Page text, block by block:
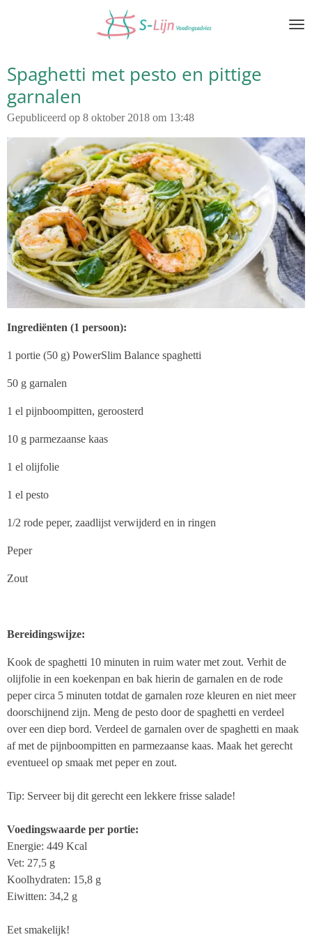
hoofdinhoud
Spaghetti met pesto en pittige
garnalen
Gepubliceerd op 8 oktober 2018 om 13:48
Ingrediënten (1 persoon):
1 portie (50 g) PowerSlim Balance spaghetti
50 g garnalen
1 el pijnboompitten, geroosterd
10 g parmezaanse kaas
1 el olijfolie
1 el pesto
1/2 rode peper, zaadlijst verwijderd en in ringen
Peper
Zout
Bereidingswijze:
Kook de spaghetti 10 minuten in ruim water met zout. Verhit de
olijfolie in een koekenpan en bak hierin de garnalen en de rode
peper circa 5 minuten totdat de garnalen roze kleuren en niet meer
doorschijnend zijn. Meng de pesto door de spaghetti en verdeel
over een diep bord. Verdeel de garnalen over de spaghetti en maak
af met de pijnboompitten en parmezaanse kaas. Maak het gerecht
eventueel op smaak met peper en zout.
Tip: Serveer bij dit gerecht een lekkere frisse salade!
Voedingswaarde per portie:
Energie: 449 Kcal
Vet: 27,5 g
Koolhydraten: 15,8 g
Eiwitten: 34,2 g
Eet smakelijk!